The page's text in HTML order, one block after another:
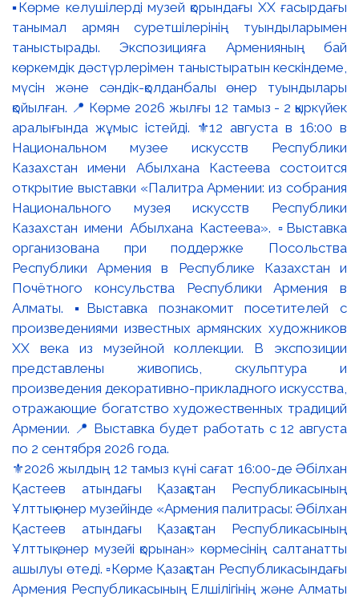
⚜️2026 жылдың 12 тамыз күні сағат 16:00-де Әбілхан
Қастеев атындағы Қазақстан Республикасының
Ұлттық өнер музейінде «Армения палитрасы: Әбілхан
Қастеев атындағы Қазақстан Республикасының
Ұлттық өнер музейі қорынан» көрмесінің салтанатты
ашылуы өтеді. ▫️Көрме Қазақстан Республикасындағы
Армения Республикасының Елшілігінің және Алматы